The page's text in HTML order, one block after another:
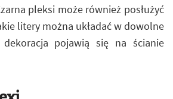
pleksi może również posłużyć
litery można układać w dowolne
pojawią się na ścianie